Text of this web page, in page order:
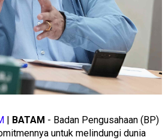
| BATAM - Badan Pengusahaan (BP)
untuk melindungi dunia